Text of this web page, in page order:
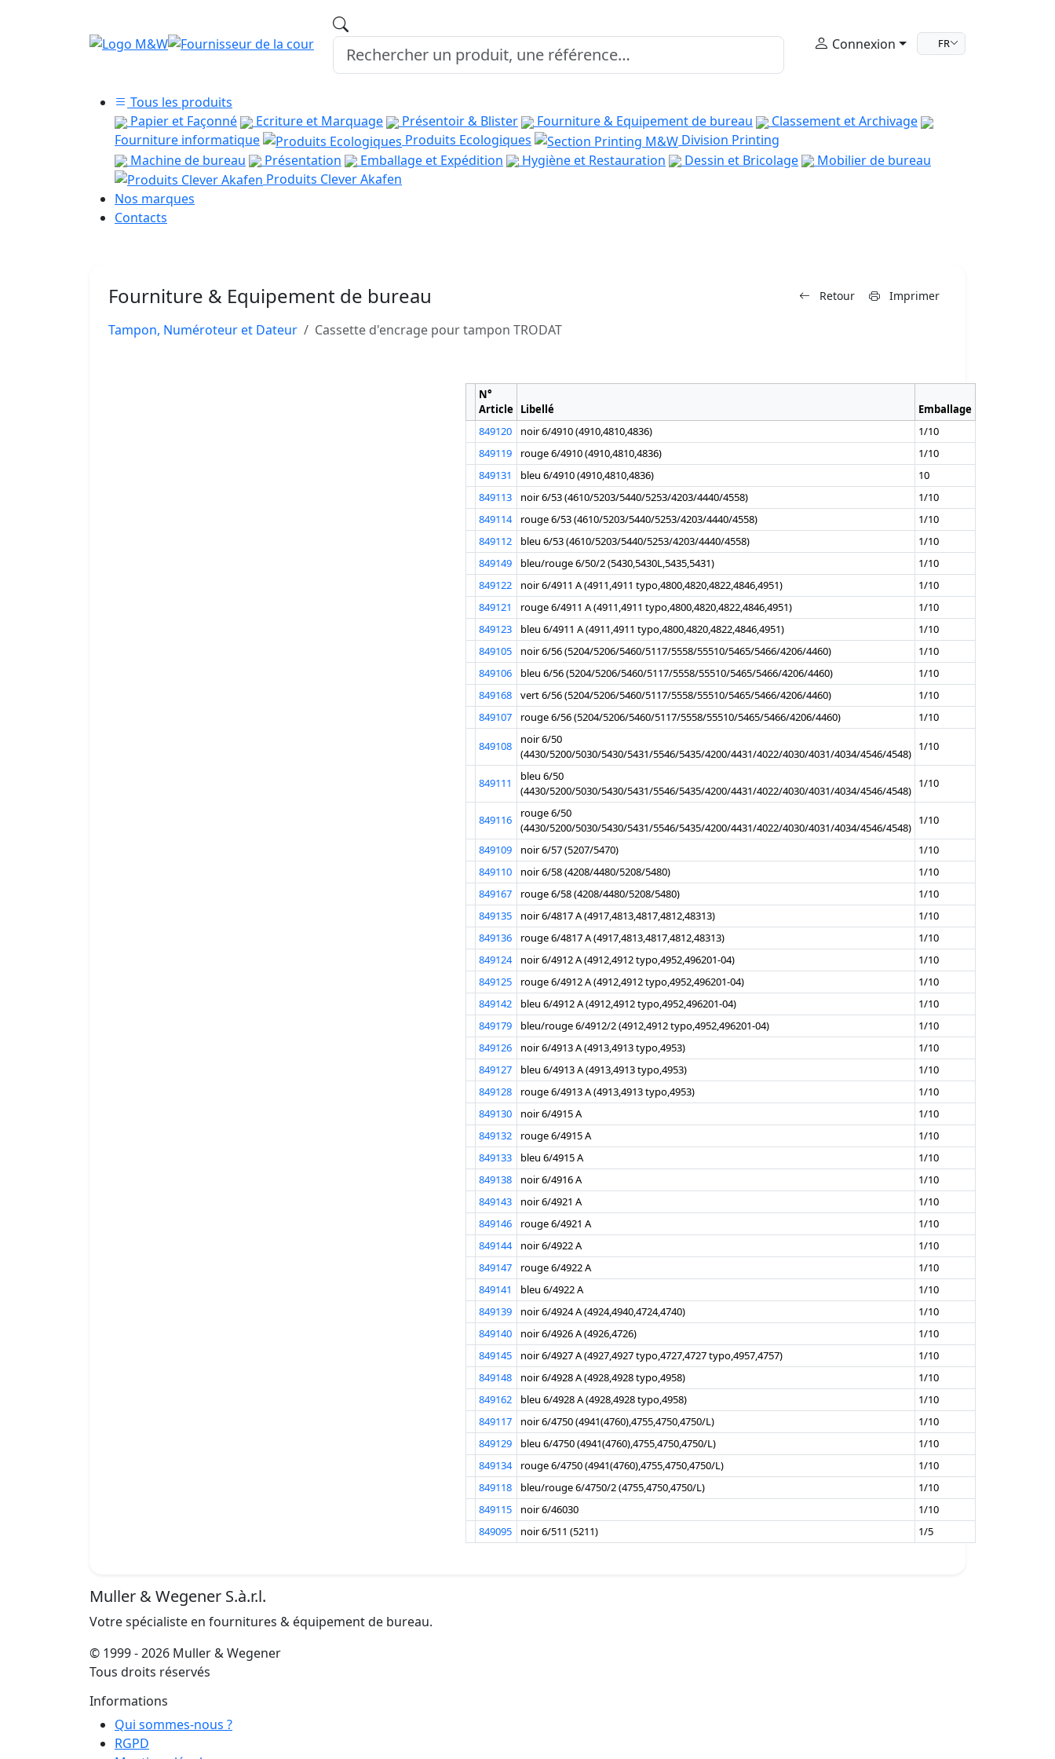
Connexion FR
Tous les produits
Papier et Façonné
Ecriture et Marquage Présentoir & Blister Fourniture & Equipement de bureau
Classement et Archivage
Fourniture informatique
Produits Ecologiques
Division Printing
Machine de bureau
Présentation Emballage et Expédition Hygiène et Restauration Dessin et Bricolage
Mobilier de bureau
Produits Clever Akafen
Nos marques
Contacts
Fourniture & Equipement de bureau Retour Imprimer
Tampon, Numéroteur et Dateur Cassette d'encrage pour tampon TRODAT
N°
Article Libellé
Emballage
849120
noir 6/4910 (4910,4810,4836)
1/10
849119
rouge 6/4910 (4910,4810,4836)
1/10
849131
bleu 6/4910 (4910,4810,4836)
10
849113
noir 6/53 (4610/5203/5440/5253/4203/4440/4558)
1/10
849114
rouge 6/53 (4610/5203/5440/5253/4203/4440/4558)
1/10
849112
bleu 6/53 (4610/5203/5440/5253/4203/4440/4558)
1/10
849149
bleu/rouge 6/50/2 (5430,5430L,5435,5431)
1/10
849122
noir 6/4911 A (4911,4911 typo,4800,4820,4822,4846,4951)
1/10
849121
rouge 6/4911 A (4911,4911 typo,4800,4820,4822,4846,4951)
1/10
849123
bleu 6/4911 A (4911,4911 typo,4800,4820,4822,4846,4951)
1/10
849105
noir 6/56 (5204/5206/5460/5117/5558/55510/5465/5466/4206/4460)
1/10
849106
bleu 6/56 (5204/5206/5460/5117/5558/55510/5465/5466/4206/4460)
1/10
849168
vert 6/56 (5204/5206/5460/5117/5558/55510/5465/5466/4206/4460)
1/10
849107
rouge 6/56 (5204/5206/5460/5117/5558/55510/5465/5466/4206/4460) 1/10
849108
noir 6/50
(4430/5200/5030/5430/5431/5546/5435/4200/4431/4022/4030/4031/4034/4546/4548)
1/10
849111
bleu 6/50
(4430/5200/5030/5430/5431/5546/5435/4200/4431/4022/4030/4031/4034/4546/4548)
1/10
849116
rouge 6/50
(4430/5200/5030/5430/5431/5546/5435/4200/4431/4022/4030/4031/4034/4546/4548)
1/10
849109 noir 6/57 (5207/5470)
1/10
849110
noir 6/58 (4208/4480/5208/5480)
1/10
849167
rouge 6/58 (4208/4480/5208/5480)
1/10
849135
noir 6/4817 A (4917,4813,4817,4812,48313)
1/10
849136
rouge 6/4817 A (4917,4813,4817,4812,48313)
1/10
849124
noir 6/4912 A (4912,4912 typo,4952,496201-04)
1/10
849125
rouge 6/4912 A (4912,4912 typo,4952,496201-04)
1/10
849142
bleu 6/4912 A (4912,4912 typo,4952,496201-04)
1/10
849179
bleu/rouge 6/4912/2 (4912,4912 typo,4952,496201-04)
1/10
849126
noir 6/4913 A (4913,4913 typo,4953)
1/10
849127
bleu 6/4913 A (4913,4913 typo,4953)
1/10
849128
rouge 6/4913 A (4913,4913 typo,4953)
1/10
849130
noir 6/4915 A
1/10
849132
rouge 6/4915 A
1/10
849133
bleu 6/4915 A
1/10
849138
noir 6/4916 A
1/10
849143
noir 6/4921 A
1/10
849146
rouge 6/4921 A
1/10
849144
noir 6/4922 A
1/10
849147
rouge 6/4922 A
1/10
849141
bleu 6/4922 A
1/10
849139
noir 6/4924 A (4924,4940,4724,4740)
1/10
849140
noir 6/4926 A (4926,4726)
1/10
849145
noir 6/4927 A (4927,4927 typo,4727,4727 typo,4957,4757)
1/10
849148
noir 6/4928 A (4928,4928 typo,4958)
1/10
849162
bleu 6/4928 A (4928,4928 typo,4958)
1/10
849117
noir 6/4750 (4941(4760),4755,4750,4750/L)
1/10
849129
bleu 6/4750 (4941(4760),4755,4750,4750/L)
1/10
849134
rouge 6/4750 (4941(4760),4755,4750,4750/L)
1/10
849118
bleu/rouge 6/4750/2 (4755,4750,4750/L)
1/10
849115
noir 6/46030
1/10
849095
noir 6/511 (5211) 1/5
Muller & Wegener S.à.r.l.
Votre spécialiste en fournitures & équipement de bureau.
© 1999 - 2026 Muller & Wegener
Tous droits réservés
Informations
Qui sommes-nous ?
RGPD